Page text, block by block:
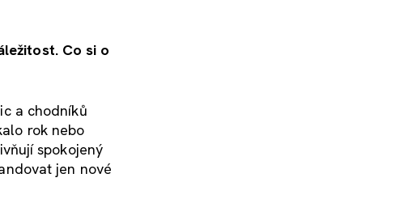
Co si o
a chodníků
rok nebo
spokojený
jen nové